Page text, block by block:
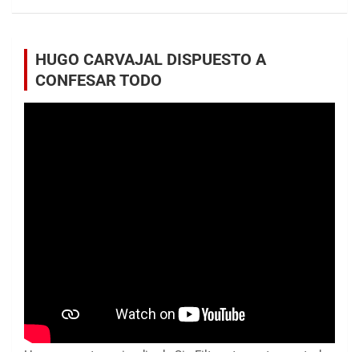
HUGO CARVAJAL DISPUESTO A
CONFESAR TODO